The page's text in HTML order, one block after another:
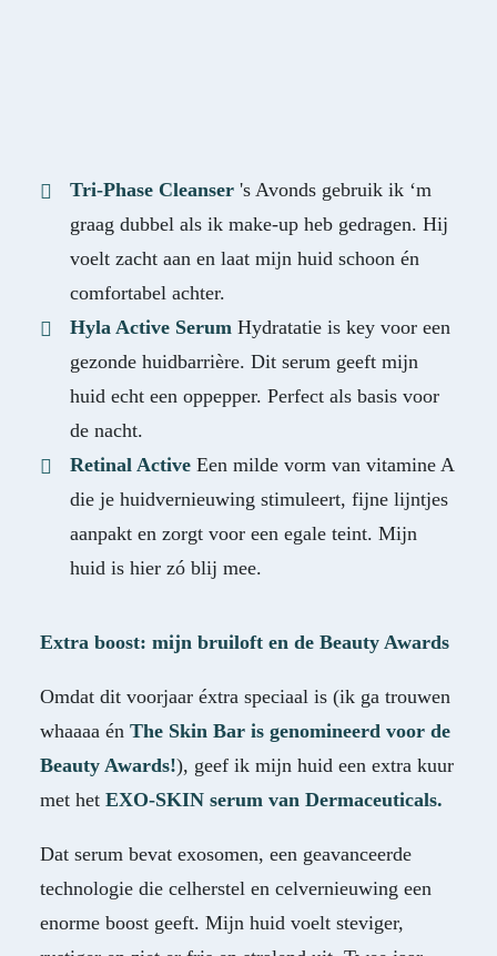
Tri-Phase Cleanser 's Avonds gebruik ik ‘m
graag dubbel als ik make-up heb gedragen. Hij
voelt zacht aan en laat mijn huid schoon én
comfortabel achter.
Hyla Active Serum Hydratatie is key voor een
gezonde huidbarrière. Dit serum geeft mijn
huid echt een oppepper. Perfect als basis voor
de nacht.
Retinal Active Een milde vorm van vitamine A
die je huidvernieuwing stimuleert, fijne lijntjes
aanpakt en zorgt voor een egale teint. Mijn
huid is hier zó blij mee.
Extra boost: mijn bruiloft en de Beauty Awards
Omdat dit voorjaar éxtra speciaal is (ik ga trouwen
whaaaa én The Skin Bar is genomineerd voor de
Beauty Awards!), geef ik mijn huid een extra kuur
met het EXO-SKIN serum van Dermaceuticals.
Dat serum bevat exosomen, een geavanceerde
technologie die celherstel en celvernieuwing een
enorme boost geeft. Mijn huid voelt steviger,